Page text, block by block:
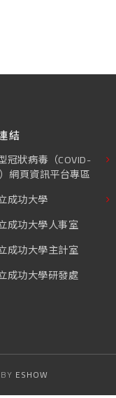
結
冠狀病毒（COVID-
網頁資訊平台專區
成功大學
成功大學人事室
成功大學主計室
成功大學研發處
ESHOW